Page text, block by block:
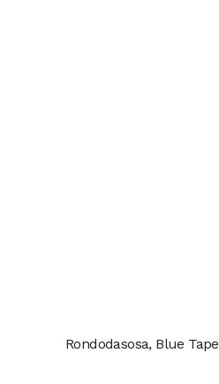
Rondodasosa, Blue Tape